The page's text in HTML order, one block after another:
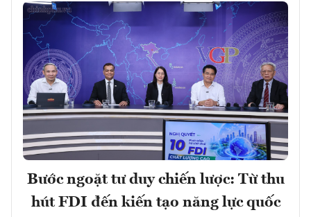
Bước ngoặt tư duy chiến lược: Từ thu
hút FDI đến kiến tạo năng lực quốc